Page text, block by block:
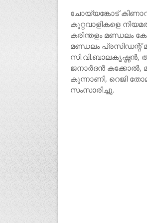
ചോയ്യങ്കോട്
കുറ്റവാളികളെ
കരിന്തളം മണ്ഡലം
മണ്ഡലം
സി.വി.ബാലകൃഷ്ണൻ,
ജനാർദൻ കക്കോൽ,
കുന്നാണി, റെജി
സംസാരിച്ചു.